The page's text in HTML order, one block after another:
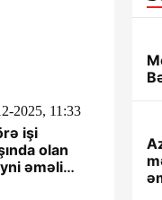
2025, 11:33
işi
olan
əməli